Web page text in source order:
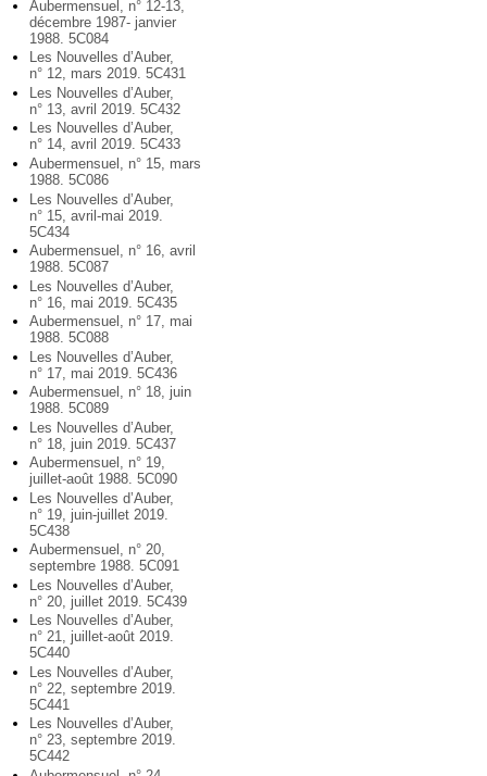
Aubermensuel, n° 12-13,
décembre 1987- janvier
1988. 5C084
Les Nouvelles d’Auber,
n° 12, mars 2019. 5C431
Les Nouvelles d’Auber,
n° 13, avril 2019. 5C432
Les Nouvelles d’Auber,
n° 14, avril 2019. 5C433
Aubermensuel, n° 15, mars
1988. 5C086
Les Nouvelles d’Auber,
n° 15, avril-mai 2019.
5C434
Aubermensuel, n° 16, avril
1988. 5C087
Les Nouvelles d’Auber,
n° 16, mai 2019. 5C435
Aubermensuel, n° 17, mai
1988. 5C088
Les Nouvelles d’Auber,
n° 17, mai 2019. 5C436
Aubermensuel, n° 18, juin
1988. 5C089
Les Nouvelles d’Auber,
n° 18, juin 2019. 5C437
Aubermensuel, n° 19,
juillet-août 1988. 5C090
Les Nouvelles d’Auber,
n° 19, juin-juillet 2019.
5C438
Aubermensuel, n° 20,
septembre 1988. 5C091
Les Nouvelles d’Auber,
n° 20, juillet 2019. 5C439
Les Nouvelles d’Auber,
n° 21, juillet-août 2019.
5C440
Les Nouvelles d’Auber,
n° 22, septembre 2019.
5C441
Les Nouvelles d’Auber,
n° 23, septembre 2019.
5C442